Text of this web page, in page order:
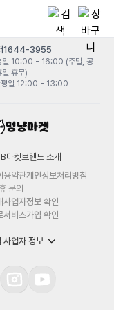
1644-3955
일 10:00 - 16:00 (주말, 공
일 휴무)
평일 12:00 - 13:00
마켓 브랜드 소개
용약관개인정보처리방침
문의
사업자정보 확인
서비스가입 확인
사업자 정보